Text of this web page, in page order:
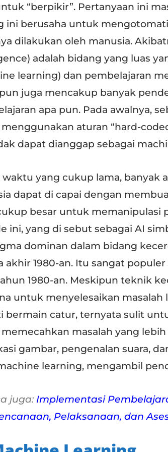
“berpikir”. Pertanyaan ini
ini berusaha untuk
dilakukan oleh manusia.
adalah bidang yang luas
learning) dan pembelajaran
juga mencakup banyak
apa pun. Pada awalnya,
menggunakan aturan “hard-
dapat dianggap sebagai
yang cukup lama, banyak
dapat di capai dengan
besar untuk memanipulasi
ini, yang di sebut sebagai AI
dominan dalam bidang
akhir 1980-an. Itu sangat
1980-an. Meskipun teknik
untuk menyelesaikan
bermain catur, ternyata sulit
masalah yang
gambar, pengenalan suara,
learning, mengambil
juga: Implementasi
Pelaksanaan, dan